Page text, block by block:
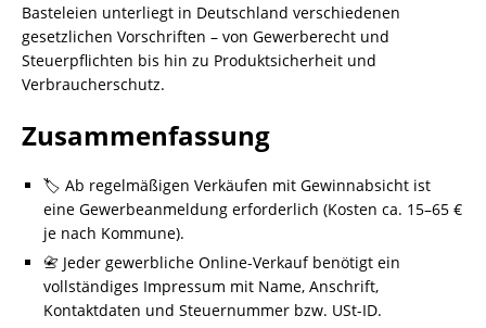
Basteleien unterliegt in Deutschland verschiedenen
gesetzlichen Vorschriften – von Gewerberecht und
Steuerpflichten bis hin zu Produktsicherheit und
Verbraucherschutz.
Zusammenfassung
🏷️ Ab regelmäßigen Verkäufen mit Gewinnabsicht ist
eine Gewerbeanmeldung erforderlich (Kosten ca. 15–65 €
je nach Kommune).
📇 Jeder gewerbliche Online-Verkauf benötigt ein
vollständiges Impressum mit Name, Anschrift,
Kontaktdaten und Steuernummer bzw. USt-ID.